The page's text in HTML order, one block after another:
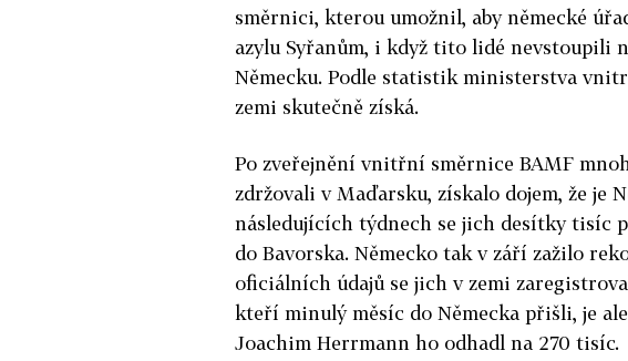
směrnici, kterou umožnil, aby německé
azylu Syřanům, i když tito lidé nevstoupili
Německu. Podle statistik ministerstva
zemi skutečně získá.
Po zveřejnění vnitřní směrnice BAMF
zdržovali v Maďarsku, získalo dojem, že je
následujících týdnech se jich desítky tisíc
do Bavorska. Německo tak v září zažilo
oficiálních údajů se jich v zemi
kteří minulý měsíc do Německa přišli, je
Joachim Herrmann ho odhadl na 270 tisíc.